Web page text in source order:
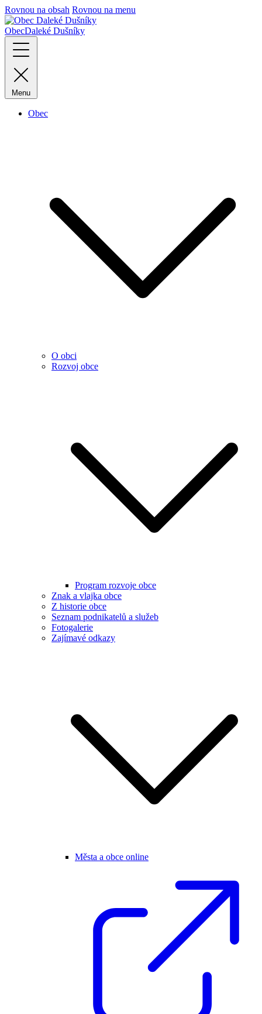
Rovnou na obsah Rovnou na menu
ObecDaleké Dušníky
Menu
Obec
O obci
Rozvoj obce
Program rozvoje obce
Znak a vlajka obce
Z historie obce
Seznam podnikatelů a služeb
Fotogalerie
Zajímavé odkazy
Města a obce online